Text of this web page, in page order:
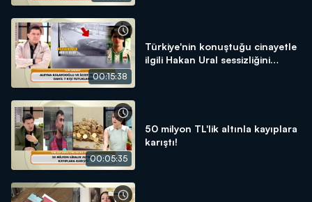
00:15:38
Türkiye'nin konuştuğu cinayetle
ilgili Hakan Ural sessizliğini
00:05:35
50 milyon TL'lik altınla kayıplara
karıştı!